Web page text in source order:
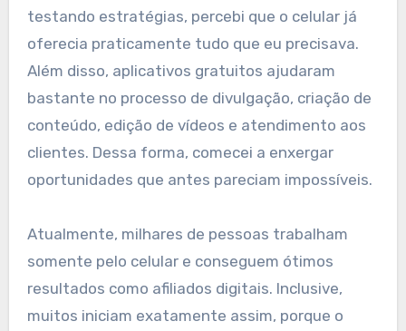
testando estratégias, percebi que o celular já
oferecia praticamente tudo que eu precisava.
Além disso, aplicativos gratuitos ajudaram
bastante no processo de divulgação, criação de
conteúdo, edição de vídeos e atendimento aos
clientes. Dessa forma, comecei a enxergar
oportunidades que antes pareciam impossíveis.
Atualmente, milhares de pessoas trabalham
somente pelo celular e conseguem ótimos
resultados como afiliados digitais. Inclusive,
muitos iniciam exatamente assim, porque o